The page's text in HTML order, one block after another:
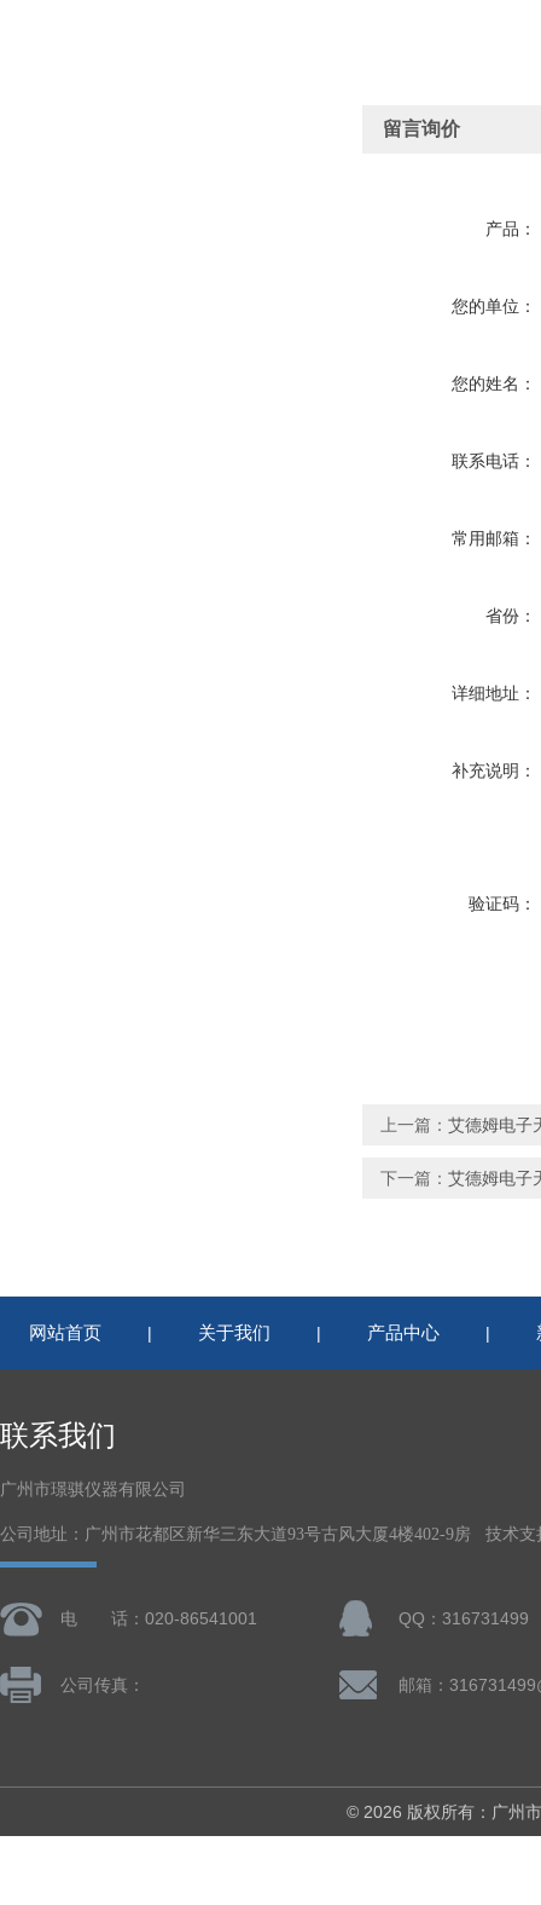
留言询价
产品：
您的单位：
您的姓名：
联系电话：
常用邮箱：
省份：
详细地址：
补充说明：
验证码：
上一篇： 艾德姆电子
下一篇： 艾德姆电子
网站首页 | 关于我们 | 产品中心 |
联系我们
广州市璟骐仪器有限公司
公司地址：广州市花都区新华三东大道93号古风大厦4楼402-9房 技术支
电 话：020-86541001 QQ：316731499
公司传真： 邮箱：
© 2026 版权所有：广州